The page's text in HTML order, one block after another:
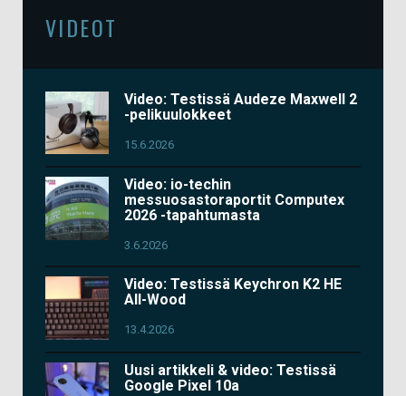
VIDEOT
Video: Testissä Audeze Maxwell 2
-pelikuulokkeet
15.6.2026
Video: io-techin
messuosastoraportit Computex
2026 -tapahtumasta
3.6.2026
Video: Testissä Keychron K2 HE
All-Wood
13.4.2026
Uusi artikkeli & video: Testissä
Google Pixel 10a